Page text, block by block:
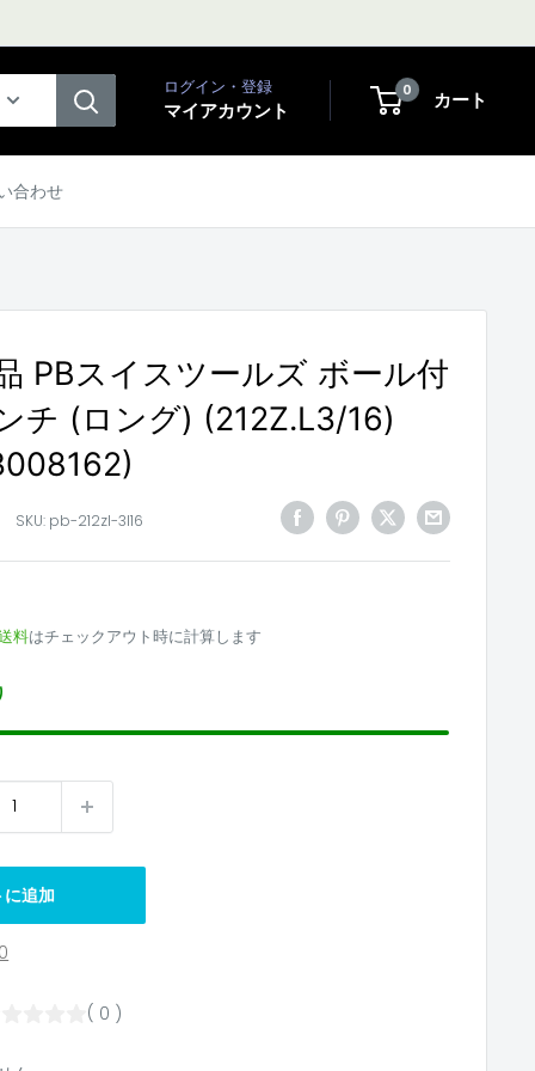
ログイン・登録
マイアカウント
0 カート
合わせ
PBスイスツールズ ボール付
チ (ロング) (212Z.L3/16)
SKU: pb-212zl-3l16
料はチェックアウト時に計算します
追加
( 0 )